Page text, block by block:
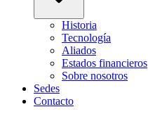
Historia
Tecnología
Aliados
Estados financieros
Sobre nosotros
Sedes
Contacto